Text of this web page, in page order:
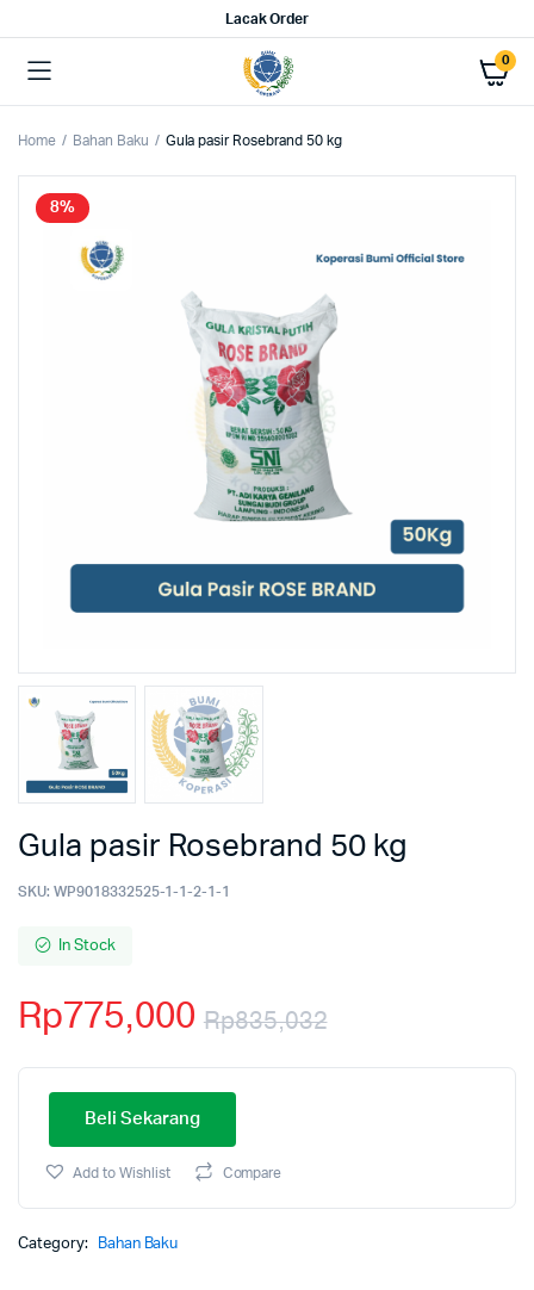
Lacak Order
0
Home Bahan Baku Gula pasir Rosebrand 50 kg
8%
Gula pasir Rosebrand 50 kg
SKU: WP9018332525-1-1-2-1-1
In Stock
Rp835,032
Rp775,000
Beli Sekarang
Add to Wishlist Compare
Category: Bahan Baku